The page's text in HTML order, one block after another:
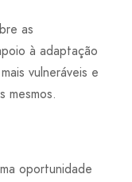
as
à adaptação
vulneráveis e
mesmos.
oportunidade